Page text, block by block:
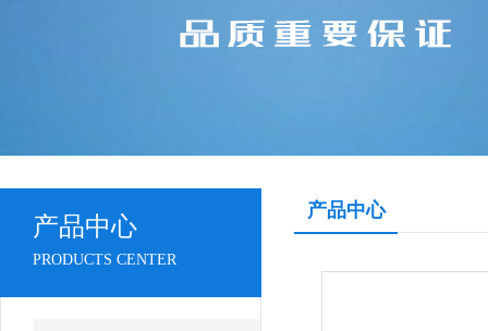
产品中心
PRODUCTS CENTER
产品中心